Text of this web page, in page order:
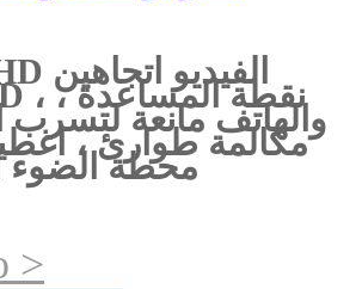
والهاتف مانعة لتسرب
مكالمة طوارئ ،
محطة الضوء
>